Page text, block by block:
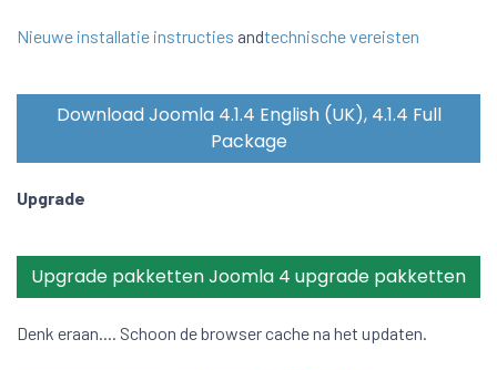
Nieuwe installatie instructies andtechnische vereisten
Download Joomla 4.1.4 English (UK), 4.1.4 Full
Package
Upgrade
Upgrade pakketten Joomla 4 upgrade pakketten
Denk eraan.... Schoon de browser cache na het updaten.